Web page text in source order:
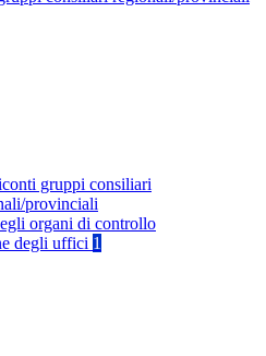
gruppi consiliari
provinciali
organi di controllo
degli uffici 1